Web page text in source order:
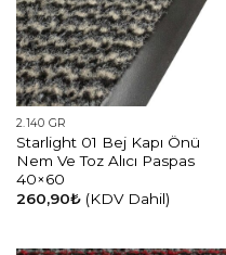
2.140 GR
Starlight 01 Bej Kapı Önü
Nem Ve Toz Alıcı Paspas
40×60
260,90₺ (KDV Dahil)